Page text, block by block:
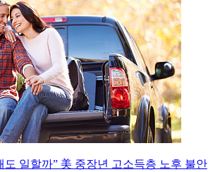
도 일할까” 美 중장년 고소득층 노후 불안